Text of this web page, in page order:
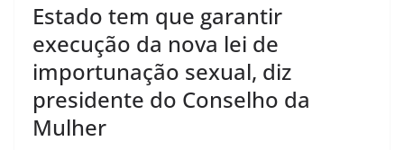
Estado tem que garantir
execução da nova lei de
importunação sexual, diz
presidente do Conselho da
Mulher